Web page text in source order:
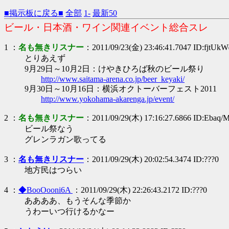
■掲示板に戻る■ 全部 1- 最新50
ビール・日本酒・ワイン関連イベント総合スレ
1 ： 名も無きリスナー ：2011/09/23(金) 23:46:41.7047
とりあえず
9月29日～10月2日：けやきひろば秋のビール祭り
http://www.saitama-arena.co.jp/beer_keyaki/
9月30日～10月16日：横浜オクトーバーフェスト2011
http://www.yokohama-akarenga.jp/event/
2 ： 名も無きリスナー ：2011/09/29(木) 17:16:27.6866 ID:Ebaq/
ビール祭なう
グレンラガン歌ってる
3 ： 名も無きリスナー ：2011/09/29(木) 20:02:54.3474 ID:???0
地方民はつらい
4 ： ◆BooOooni6A ：2011/09/29(木) 22:26:43.2172 ID:???0
ああああ、もうそんな季節か
うわーいつ行けるかなー